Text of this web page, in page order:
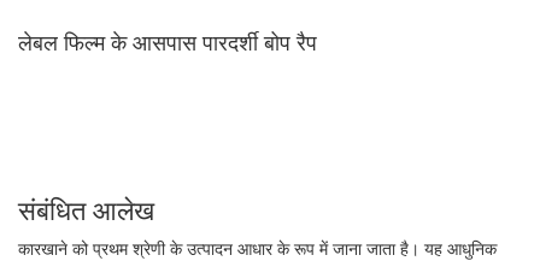
लेबल फिल्म के आसपास पारदर्शी बोप रैप
संबंधित आलेख
कारखाने को प्रथम श्रेणी के उत्पादन आधार के रूप में जाना जाता है। यह आधुनिक